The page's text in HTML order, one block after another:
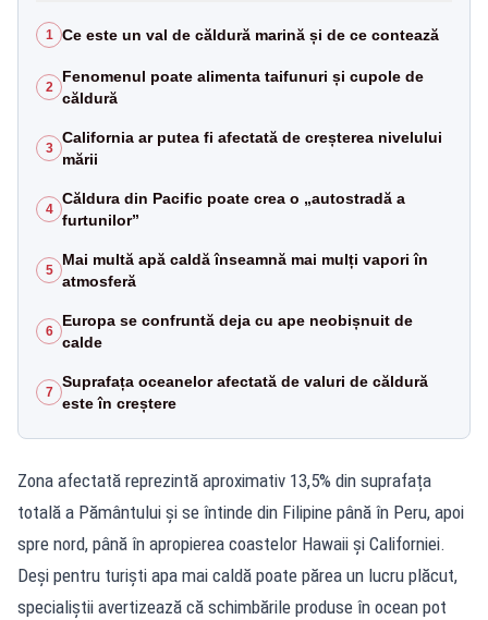
1 Ce este un val de căldură marină și de ce contează
2
Fenomenul poate alimenta taifunuri și cupole de
căldură
3
California ar putea fi afectată de creșterea nivelului
mării
4
Căldura din Pacific poate crea o „autostradă a
furtunilor”
5
Mai multă apă caldă înseamnă mai mulți vapori în
atmosferă
6
Europa se confruntă deja cu ape neobișnuit de
calde
7
Suprafața oceanelor afectată de valuri de căldură
este în creștere
Zona afectată reprezintă aproximativ 13,5% din suprafața
totală a Pământului și se întinde din Filipine până în Peru, apoi
spre nord, până în apropierea coastelor Hawaii și Californiei.
Deși pentru turiști apa mai caldă poate părea un lucru plăcut,
specialiștii avertizează că schimbările produse în ocean pot